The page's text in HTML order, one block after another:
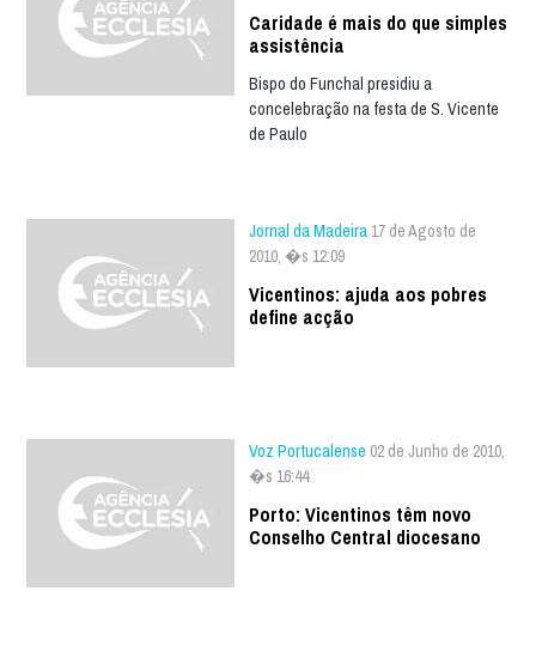
Caridade é mais do que simples
assistência
Bispo do Funchal presidiu a
concelebração na festa de S. Vicente
de Paulo
Jornal da Madeira 17 de Agosto de
2010, �s 12:09
Vicentinos: ajuda aos pobres
define acção
Voz Portucalense 02 de Junho de 2010,
�s 16:44
Porto: Vicentinos têm novo
Conselho Central diocesano